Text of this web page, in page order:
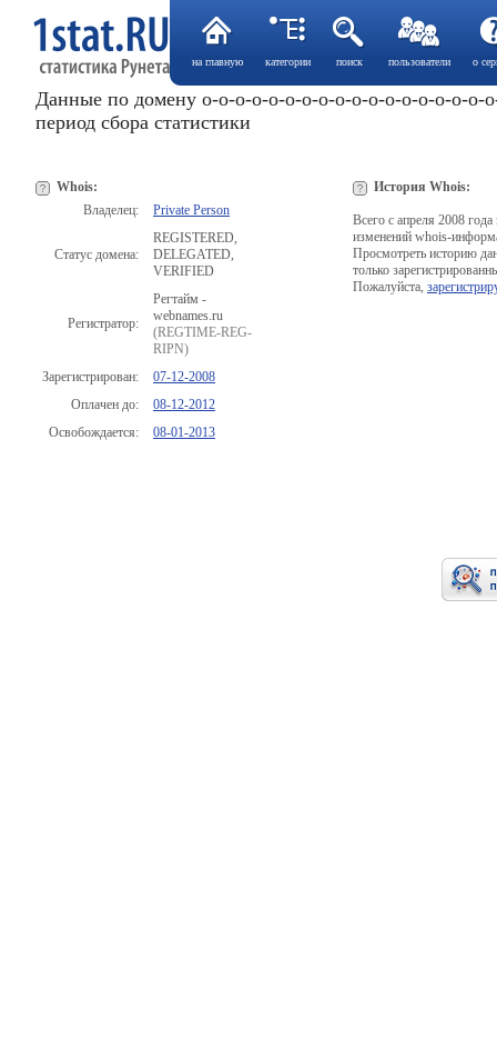
на главную категории поиск пользователи о
Данные по домену o-o-o-o-o-o-o-o-o-o-o-o-o-o-o-o-o-
период сбора статистики
Whois:
Владелец:
Private Person
Статус домена:
REGISTERED,
DELEGATED,
VERIFIED
Регистратор:
Регтайм -
webnames.ru
(REGTIME-REG-
RIPN)
Зарегистрирован:
07-12-2008
Оплачен до:
08-12-2012
Освобождается:
08-01-2013
История Whois:
Всего с апреля 2008
изменений whois-
Просмотреть историю
только
Пожалуйста,